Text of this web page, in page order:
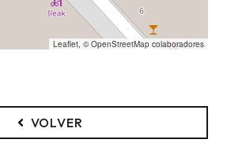
Leaflet, ©OpenStreetMap colaboradores
VOLVER